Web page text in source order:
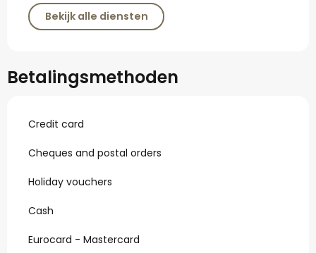
Bekijk alle diensten
Betalingsmethoden
Credit card
Cheques and postal orders
Holiday vouchers
Cash
Eurocard - Mastercard